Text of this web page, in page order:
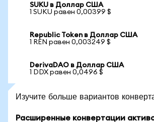
SUKU в Доллар США
1 SUKU равен 0,00399 $
Republic Token в Доллар США
1 REN равен 0,003249 $
DerivaDAO в Доллар США
1 DDX равен 0,0496 $
Изучите больше вариантов
Расширенные конвертации